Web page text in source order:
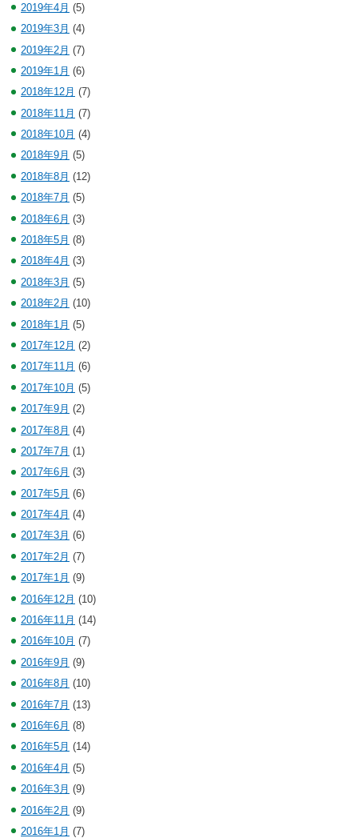
2019年4月 (5)
2019年3月 (4)
2019年2月 (7)
2019年1月 (6)
2018年12月 (7)
2018年11月 (7)
2018年10月 (4)
2018年9月 (5)
2018年8月 (12)
2018年7月 (5)
2018年6月 (3)
2018年5月 (8)
2018年4月 (3)
2018年3月 (5)
2018年2月 (10)
2018年1月 (5)
2017年12月 (2)
2017年11月 (6)
2017年10月 (5)
2017年9月 (2)
2017年8月 (4)
2017年7月 (1)
2017年6月 (3)
2017年5月 (6)
2017年4月 (4)
2017年3月 (6)
2017年2月 (7)
2017年1月 (9)
2016年12月 (10)
2016年11月 (14)
2016年10月 (7)
2016年9月 (9)
2016年8月 (10)
2016年7月 (13)
2016年6月 (8)
2016年5月 (14)
2016年4月 (5)
2016年3月 (9)
2016年2月 (9)
2016年1月 (7)